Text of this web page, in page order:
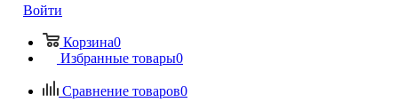
Войти
Корзина0
Избранные товары0
Сравнение товаров0